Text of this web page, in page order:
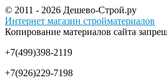
© 2011 - 2026 Дешево-Строй.ру
Интернет магазин стройматериалов
Копирование материалов сайта
+7(499)398-2119
+7(926)229-7198